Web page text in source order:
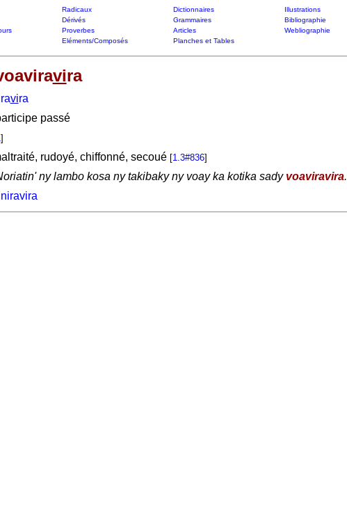
Radicaux Dictionnaires Illustrations
Dérivés Grammaires Bibliographie
Proverbes Articles Webliographie
Eléments/Composés Planches et Tables
vira
vira
passé
]
rudoyé, chiffonné, secoué [1.3#836]
ny lambo kosa ny takibaky ny voay ka kotika sady voaviravira.